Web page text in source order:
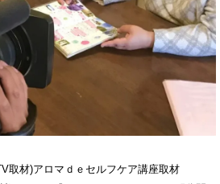
取材)アロマｄｅセルフケア講座取材